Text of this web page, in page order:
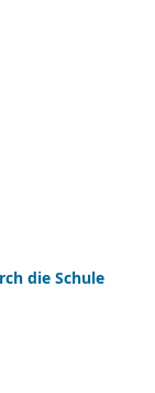
die Schule